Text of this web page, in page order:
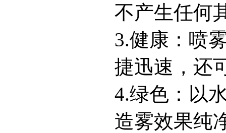
不产生任何
3.健康：喷
捷迅速，还
4.绿色：以
造雾效果纯